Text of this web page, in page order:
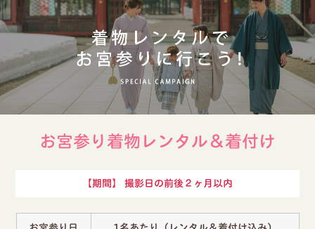
お宮参り着物レンタル＆着付け
【期間】 撮影日の前後２ヶ月以内